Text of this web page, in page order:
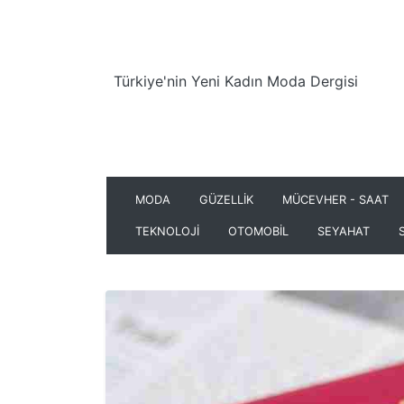
Türkiye'nin Yeni Kadın Moda Dergisi
MODA GÜZELLİK MÜCEVHER - SAAT
TEKNOLOJİ OTOMOBİL SEYAHAT